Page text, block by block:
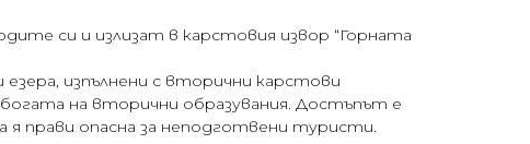
си и излизат в карстовия извор “Горната
изпълнени с вторични карстови
на вторични образувания. Достъпът е
прави опасна за неподготвени туристи.